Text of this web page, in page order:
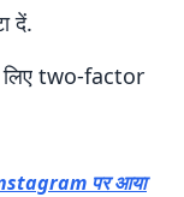
दें.
लिए two-factor
Instagram पर आया